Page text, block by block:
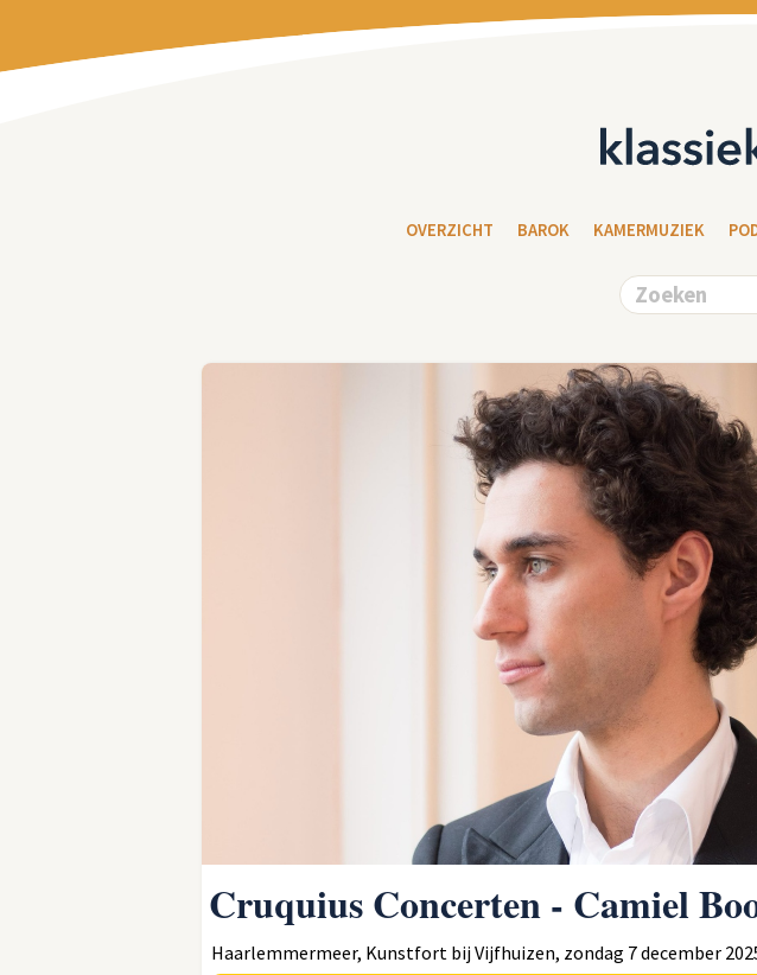
OVERZICHT BAROK KAMERMUZIEK
Cruquius Concerten - Camiel
Haarlemmermeer, Kunstfort bij Vijfhuizen, zondag 7 december